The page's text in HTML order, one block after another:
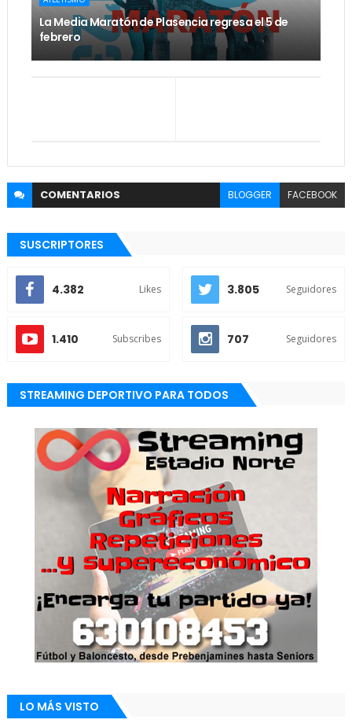
La Media Maratón de Plasencia regresa el 5 de
febrero
COMENTARIOS BLOGGER FACEBOOK
SUSCRIPTORES
4.382 Likes 3.805 Seguidores
1.410 Subscribes 707 Seguidores
STREAMING DEPORTIVO PARA TODOS
LO MÁS VISTO